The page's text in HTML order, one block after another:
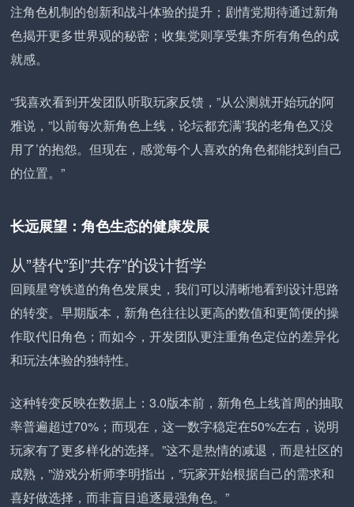
注角色机制的创新和战斗体验的提升；剧情党期待通过新角
色揭开更多世界观的秘密；收集党则享受集齐所有角色的成
就感。
“我喜欢看到开发团队听取玩家反馈，”从公测就开始玩的阿
雅说，”以前每次新角色上线，论坛都充满’我的老角色又没
用了’的抱怨。但现在，感觉每个人喜欢的角色都能找到自己
的位置。”
长远展望：角色生态的健康发展
从”替代”到”共存”的设计哲学
回顾星穹铁道的角色发展史，我们可以清晰地看到设计思路
的转变。早期版本，新角色往往以更高的数值和更简便的操
作取代旧角色；而如今，开发团队更注重角色定位的差异化
和玩法体验的独特性。
这种转变反映在数据上：3.0版本前，新角色上线首周的抽取
率普遍超过70%；而现在，这一数字稳定在50%左右，说明
玩家有了更多样化的选择。”这不是热情的减退，而是社区的
成熟，”游戏分析师李明指出，”玩家开始根据自己的需求和
喜好做选择，而非盲目追逐最强角色。”